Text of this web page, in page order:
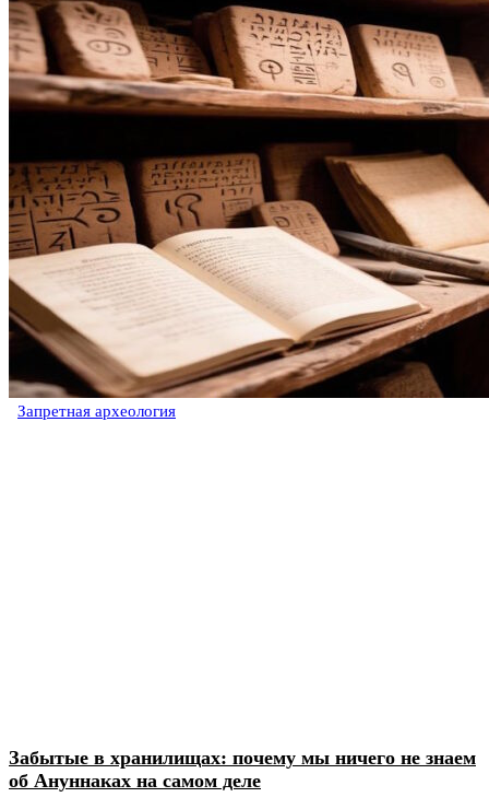
Запретная археология
Забытые в хранилищах: почему мы ничего не знаем
об Ануннаках на самом деле